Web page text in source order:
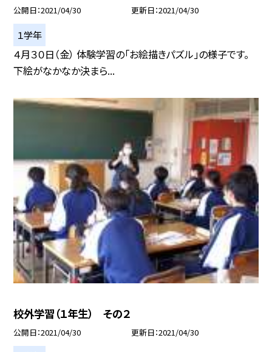
公開日 2021/04/30 更新日 2021/04/30
１学年
４月３０日（金） 体験学習の「お絵描きパズル」の様子です。
下絵がなかなか決まら...
校外学習（１年生） その２
公開日 2021/04/30 更新日 2021/04/30